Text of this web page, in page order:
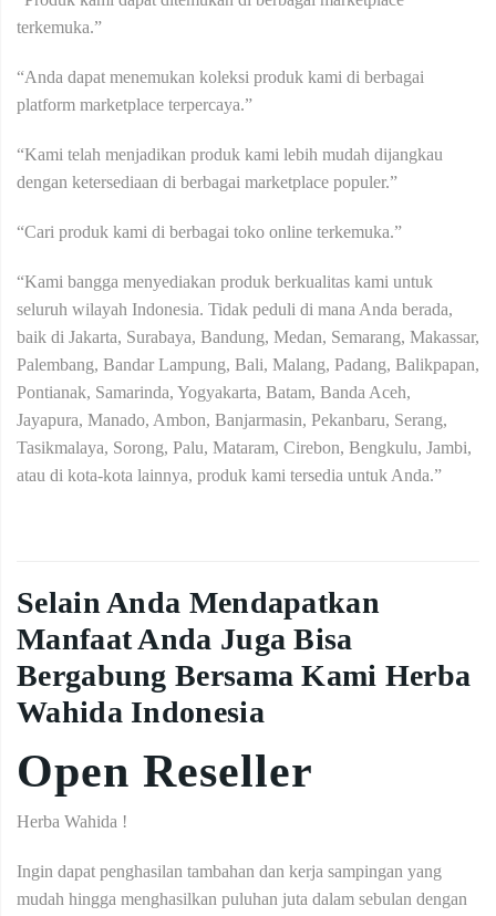
terkemuka.”
“Anda dapat menemukan koleksi produk kami di berbagai
platform marketplace terpercaya.”
“Kami telah menjadikan produk kami lebih mudah dijangkau
dengan ketersediaan di berbagai marketplace populer.”
“Cari produk kami di berbagai toko online terkemuka.”
“Kami bangga menyediakan produk berkualitas kami untuk
seluruh wilayah Indonesia. Tidak peduli di mana Anda berada,
baik di Jakarta, Surabaya, Bandung, Medan, Semarang, Makassar,
Palembang, Bandar Lampung, Bali, Malang, Padang, Balikpapan,
Pontianak, Samarinda, Yogyakarta, Batam, Banda Aceh,
Jayapura, Manado, Ambon, Banjarmasin, Pekanbaru, Serang,
Tasikmalaya, Sorong, Palu, Mataram, Cirebon, Bengkulu, Jambi,
atau di kota-kota lainnya, produk kami tersedia untuk Anda.”
Selain Anda Mendapatkan
Manfaat Anda Juga Bisa
Bergabung Bersama Kami Herba
Wahida Indonesia
Open Reseller
Herba Wahida !
Ingin dapat penghasilan tambahan dan kerja sampingan yang
mudah hingga menghasilkan puluhan juta dalam sebulan dengan